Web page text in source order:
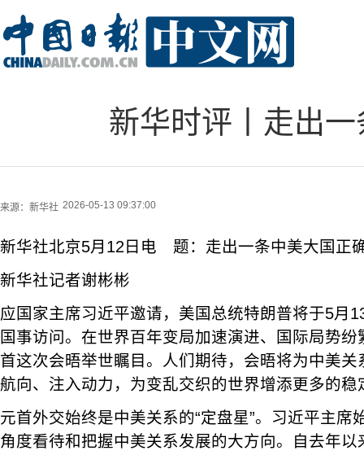
新华时评丨走出
来源： 新华社 2026-05-13 09:37:00
新华社北京5月12日电 题：走出一条中美大国正
新华社记者谢彬彬
应国家主席习近平邀请，美国总统特朗普将于5月
国事访问。在世界百年变局加速演进、国际局势
首这次会晤举世瞩目。人们期待，会晤将为中美
航向、注入动力，为变乱交织的世界增添更多的稳
元首外交始终是中美关系的“定盘星”。习近平主席
角度看待和把握中美关系发展的大方向。自去年